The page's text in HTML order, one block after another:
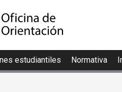
estudiantiles Normativa